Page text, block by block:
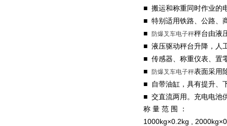
■ 搬运和称重同时作业的
■ 特别适用铁路、公路、
■ 防爆叉车电子秤秤台由液
■ 液压驱动秤台升降，人
■ 传感器、称重仪表、置
■ 防爆叉车电子秤表面采用
■ 自带油缸，具有提升、
■ 交直流两用。充电电池
称 量 范 围 ：
1000kg×0.2kg ,